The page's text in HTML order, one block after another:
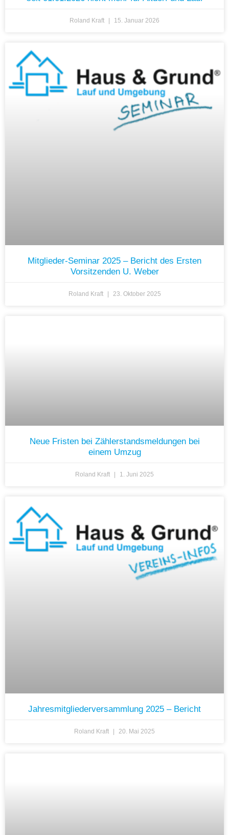
Roland Kraft 15. Januar 2026
Mitglieder-Seminar 2025 – Bericht des Ersten
Vorsitzenden U. Weber
Roland Kraft 23. Oktober 2025
Neue Fristen bei Zählerstandsmeldungen bei
einem Umzug
Roland Kraft 1. Juni 2025
Jahresmitgliederversammlung 2025 – Bericht
Roland Kraft 20. Mai 2025